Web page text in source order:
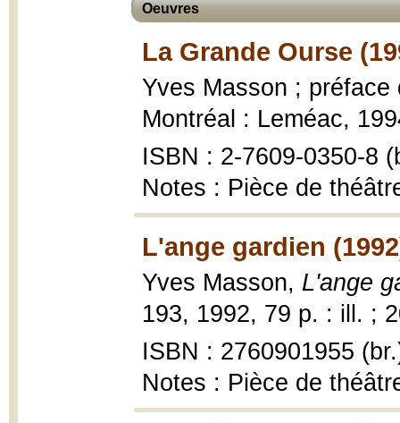
Oeuvres
La Grande Ourse
Yves Masson ;
Montréal : Leméac,
ISBN : 2-7609-0350-8
Notes : Pièce de
L'ange gardien
Yves Masson, L'ange
193, 1992, 79 p. : ill. ;
ISBN : 2760901955
Notes : Pièce de